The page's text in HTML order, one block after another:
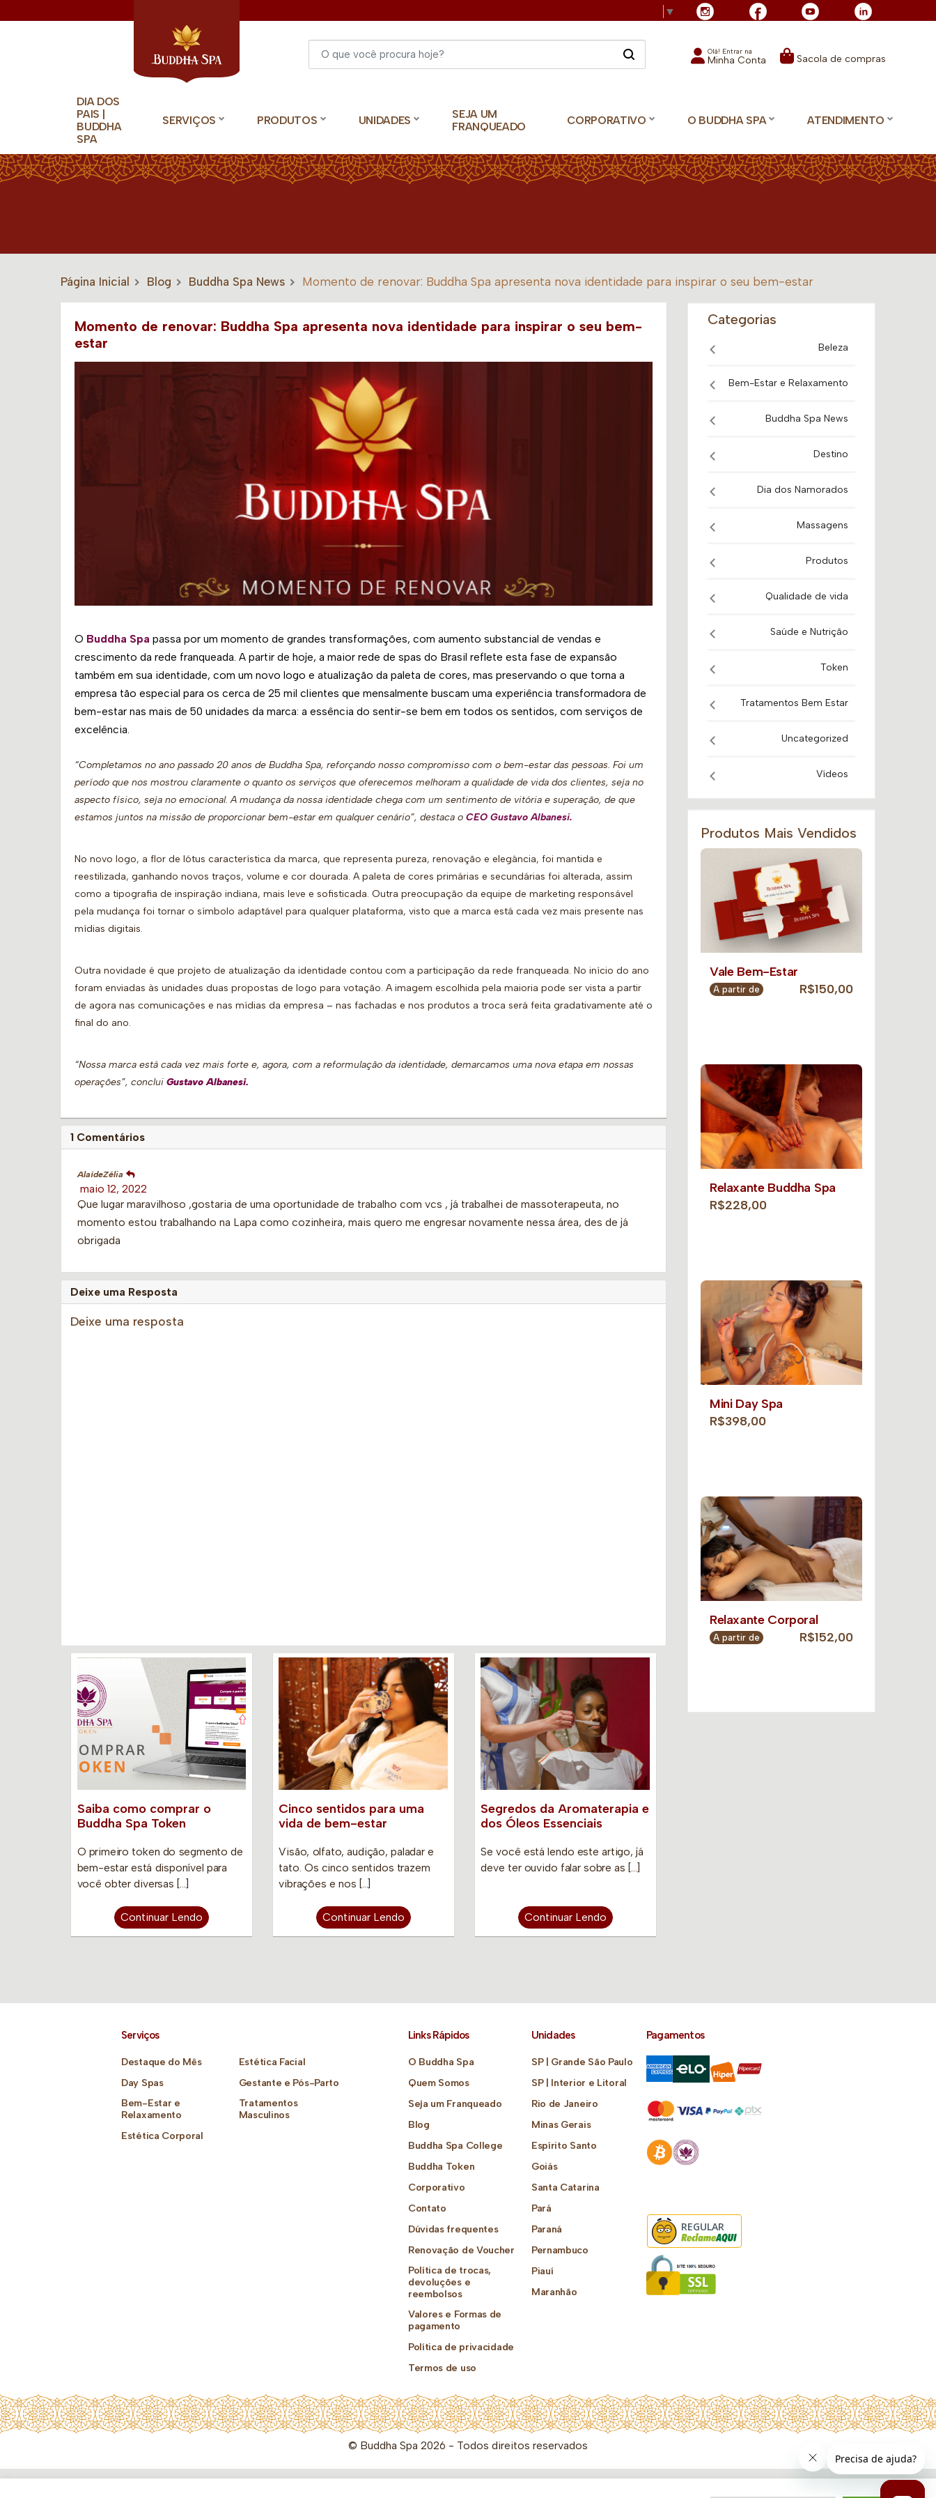
▼
Olá! Entrar na
Minha Conta Sacola de compras
DIA DOS
PAIS |
BUDDHA
SPA
SERVIÇOS PRODUTOS UNIDADES
SEJA UM
FRANQUEADO
CORPORATIVO O BUDDHA SPA ATENDIMENTO
Página Inicial Blog Buddha Spa News Momento de renovar: Buddha Spa apresenta nova identidade para inspirar o seu bem-estar
Momento de renovar: Buddha Spa apresenta nova identidade para inspirar o seu bem-
estar
O Buddha Spa passa por um momento de grandes transformações, com aumento substancial de vendas e
crescimento da rede franqueada. A partir de hoje, a maior rede de spas do Brasil reflete esta fase de expansão
também em sua identidade, com um novo logo e atualização da paleta de cores, mas preservando o que torna a
empresa tão especial para os cerca de 25 mil clientes que mensalmente buscam uma experiência transformadora de
bem-estar nas mais de 50 unidades da marca: a essência do sentir-se bem em todos os sentidos, com serviços de
excelência.
“Completamos no ano passado 20 anos de Buddha Spa, reforçando nosso compromisso com o bem-estar das pessoas. Foi um
período que nos mostrou claramente o quanto os serviços que oferecemos melhoram a qualidade de vida dos clientes, seja no
aspecto físico, seja no emocional. A mudança da nossa identidade chega com um sentimento de vitória e superação, de que
estamos juntos na missão de proporcionar bem-estar em qualquer cenário”, destaca o CEO Gustavo Albanesi.
No novo logo, a flor de lótus característica da marca, que representa pureza, renovação e elegância, foi mantida e
reestilizada, ganhando novos traços, volume e cor dourada. A paleta de cores primárias e secundárias foi alterada, assim
como a tipografia de inspiração indiana, mais leve e sofisticada. Outra preocupação da equipe de marketing responsável
pela mudança foi tornar o símbolo adaptável para qualquer plataforma, visto que a marca está cada vez mais presente nas
mídias digitais.
Outra novidade é que projeto de atualização da identidade contou com a participação da rede franqueada. No início do ano
foram enviadas às unidades duas propostas de logo para votação. A imagem escolhida pela maioria pode ser vista a partir
de agora nas comunicações e nas mídias da empresa – nas fachadas e nos produtos a troca será feita gradativamente até o
final do ano.
“Nossa marca está cada vez mais forte e, agora, com a reformulação da identidade, demarcamos uma nova etapa em nossas
operações”, conclui Gustavo Albanesi.
1 Comentários
AlaídeZélia
maio 12, 2022
Que lugar maravilhoso ,gostaria de uma oportunidade de trabalho com vcs , já trabalhei de massoterapeuta, no
momento estou trabalhando na Lapa como cozinheira, mais quero me engresar novamente nessa área, des de já
obrigada
Deixe uma Resposta
Deixe uma resposta
Saiba como comprar o
Buddha Spa Token
O primeiro token do segmento de
bem-estar está disponível para
você obter diversas […]
Continuar Lendo
Cinco sentidos para uma
vida de bem-estar
Visão, olfato, audição, paladar e
tato. Os cinco sentidos trazem
vibrações e nos […]
Continuar Lendo
Segredos da Aromaterapia e
dos Óleos Essenciais
Se você está lendo este artigo, já
deve ter ouvido falar sobre as […]
Continuar Lendo
Categorias
Beleza
Bem-Estar e Relaxamento
Buddha Spa News
Destino
Dia dos Namorados
Massagens
Produtos
Qualidade de vida
Saúde e Nutrição
Token
Tratamentos Bem Estar
Uncategorized
Vídeos
Produtos Mais Vendidos
Vale Bem-Estar
A partir de R$150,00
Relaxante Buddha Spa
R$228,00
Mini Day Spa
R$398,00
Relaxante Corporal
A partir de R$152,00
Serviços
Destaque do Mês
Day Spas
Bem-Estar e
Relaxamento
Estética Corporal
Estética Facial
Gestante e Pós-Parto
Tratamentos
Masculinos
Links Rápidos
O Buddha Spa
Quem Somos
Seja um Franqueado
Blog
Buddha Spa College
Buddha Token
Corporativo
Contato
Dúvidas frequentes
Renovação de Voucher
Política de trocas,
devoluções e
reembolsos
Valores e Formas de
pagamento
Política de privacidade
Termos de uso
Unidades
SP | Grande São Paulo
SP | Interior e Litoral
Rio de Janeiro
Minas Gerais
Espírito Santo
Goiás
Santa Catarina
Pará
Paraná
Pernambuco
Piauí
Maranhão
Pagamentos
REGULAR
© Buddha Spa 2026 - Todos direitos reservados